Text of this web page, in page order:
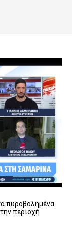
πυροβολημένα
περιοχή